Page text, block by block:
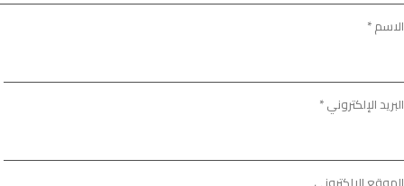
الاسم*
البريد الإلكتروني*